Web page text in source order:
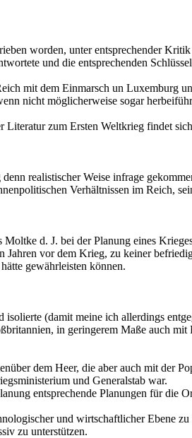
worden, unter entsprechender
und die entsprechenden
mit dem Einmarsch un Luxemburg
nicht möglicherweise sogar
zum Ersten Weltkrieg findet
realistischer Weise infrage
Verhältnissen im Reich,
d. J. bei der Planung eines
vor dem Krieg, zu keiner
gewährleisten können.
(damit meine ich allerdings
in geringerem Maße auch mit
dem Heer, die aber auch mit der
und Generalstab war.
entsprechende Planungen für die
und wirtschaftlicher Ebene
zu unterstützen.